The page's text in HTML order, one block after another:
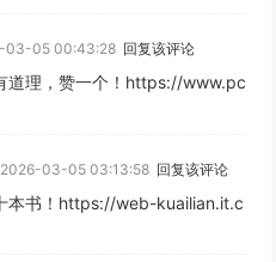
03-05 00:43:28 回复该评论
道理，赞一个！https://www.pc
2026-03-05 03:13:58 回复该评论
本书！https://web-kuailian.it.c